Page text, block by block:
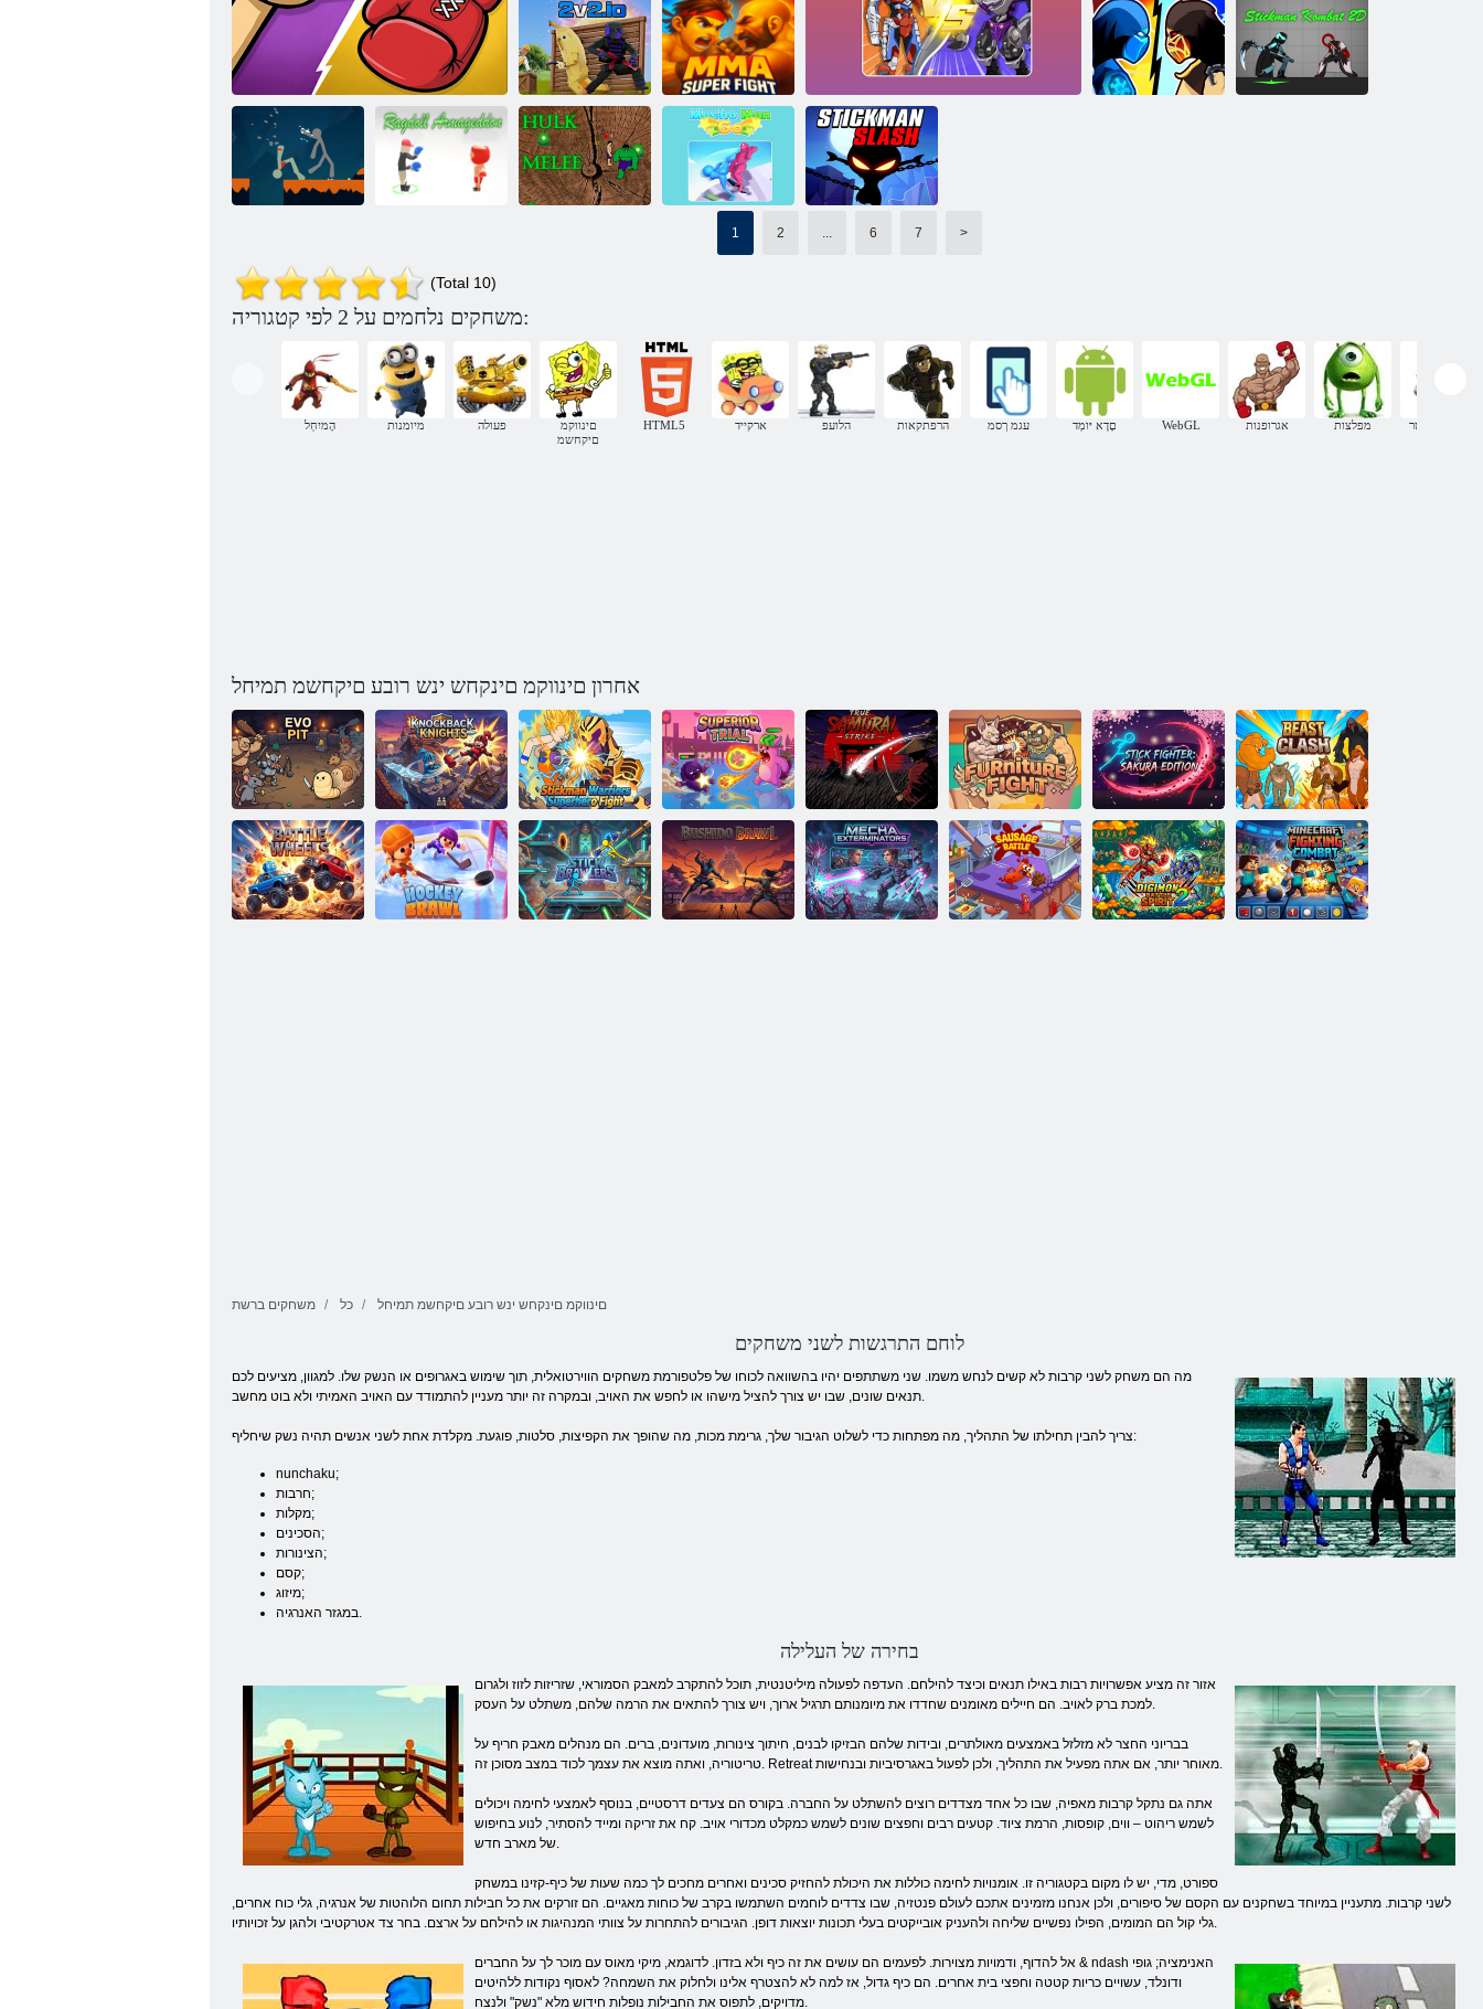
ירזכא רבייר םיגניקיו תמחלמ
תומודא םיידי
ישפוח ןונגסב ברק
:רייצל הלועפ
ישונא םיקחשמ
שרגמ
םירוכיש םימחול Busters Ragdoll
2V2. io
MMA Super
Fight
ךפהתמ ברק
Armageddon
1 2 ... 6 7 >
(Total 10)
משחקים נלחמים על 2 לפי קטגוריה:
הָמיִחְל מיומנות פעולה
םינווקמ
םיקחשמ
HTML5 ארקייד הלועפ הרפתקאות עגמ ךסמ םָדָא יּומְד WebGL אגרופנות מפלצות סטריט פייטר
אחרון םינווקמ םינקחש ינש רובע םיקחשמ תמיחל
טיפ ובא קאבקונ יריבא
ןמקיטס ימחול לש
לעה ירוביג ברק
הלועמ טפשמ
התיבש :יתימא
יארומס
םיטיהר ברק
Stick Fighter:
Sakura Edition
Beast Clash
משחקים ברשת כל םינווקמ םינקחש ינש רובע םיקחשמ תמיחל
לוחם התרגשות לשני משחקים
מה הם משחק לשני קרבות לא קשים לנחש משמו. שני משתתפים יהיו בהשוואה לכוחו של פלטפורמת משחקים הווירטואלית, תוך שימוש באגרופים או הנשק שלו. למגוון, מציעים לכם
תנאים שונים, שבו יש צורך להציל מישהו או לחפש את האויב, ובמקרה זה יותר מעניין להתמודד עם האויב האמיתי ולא בוט מחשב.
צריך להבין תחילתו של התהליך, מה מפתחות כדי לשלוט הגיבור שלך, גרימת מכות, מה שהופך את הקפיצות, סלטות, פוגעת. מקלדת אחת לשני אנשים תהיה נשק שיחליף:
nunchaku;
חרבות;
מקלות;
הסכינים;
הצינורות;
קסם;
מיזוג;
במגזר האנרגיה.
בחירה של העלילה
אזור זה מציע אפשרויות רבות באילו תנאים וכיצד להילחם. העדפה לפעולה מיליטנטית, תוכל להתקרב למאבק הסמוראי, שזריזות לזוז ולגרום
למכת ברק לאויב. הם חיילים מאומנים שחדדו את מיומנותם תרגיל ארוך, ויש צורך להתאים את הרמה שלהם, משתלט על העסק.
בבריוני החצר לא מזלזל באמצעים מאולתרים, ובידות שלהם הבזיקו לבנים, חיתוך צינורות, מועדונים, ברים. הם מנהלים מאבק חריף על
טריטוריה, ואתה מוצא את עצמך לכוד במצב מסוכן זה. Retreat מאוחר יותר, אם אתה מפעיל את התהליך, ולכן לפעול באגרסיביות ובנחישות.
אתה גם נתקל קרבות מאפיה, שבו כל אחד מצדדים רוצים להשתלט על החברה. בקורס הם צעדים דרסטיים, בנוסף לאמצעי לחימה ויכולים
לשמש ריהוט – ווים, קופסות, הרמת ציוד. קטעים רבים וחפצים שונים לשמש כמקלט מכדורי אויב. קח את זריקה ומייד להסתיר, לנוע בחיפוש
של מארב חדש.
ספורט, מדי, יש לו מקום בקטגוריה זו. אומנויות לחימה כוללות את היכולת להחזיק סכינים ואחרים מחכים לך כמה שעות של כיף-קזינו במשחק
לשני קרבות. מתעניין במיוחד בשחקנים עם הקסם של סיפורים, ולכן אנחנו מזמינים אתכם לעולם פנטזיה, שבו צדדים לוחמים השתמשו בקרב של כוחות מאגיים. הם זורקים את כל חבילות תחום הלוהטות של אנרגיה, גלי כוח אחרים,
גלי קול הם המומים, הפילו נפשיים שליחה ולהעניק אובייקטים בעלי תכונות יוצאות דופן. הגיבורים להתחרות על צוותי המנהיגות או להילחם על ארצם. בחר צד אטרקטיבי ולהגן על זכויותיו.
אל להדוף, ודמויות מצוירות. לפעמים הם עושים את זה כיף ולא בזדון. לדוגמא, מיקי מאוס עם מוכר לך על החברים & ndash האנימציה; גופי
ודונלד, עשויים כריות קטטה וחפצי בית אחרים. הם כיף גדול, אז למה לא להצטרף אלינו ולחלוק את השמחה? לאסוף נקודות ללהיטים
מדויקים, לתפוס את החבילות נופלות חידוש מלא "נשק" ולנצח.